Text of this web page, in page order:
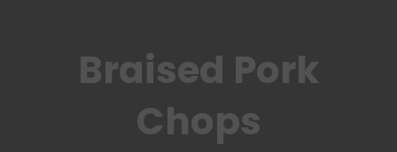
Braised Pork
Chops